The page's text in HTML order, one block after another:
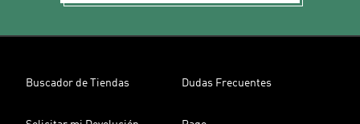
Buscador de Tiendas Dudas Frecuentes